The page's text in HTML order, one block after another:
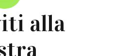
alla